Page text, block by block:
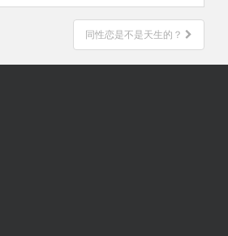
同性恋是不是天生的？